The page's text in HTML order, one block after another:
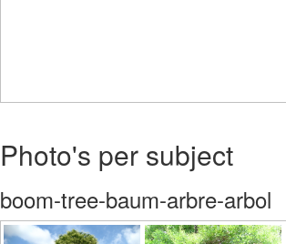
Photo's per subject
boom-tree-baum-arbre-arbol